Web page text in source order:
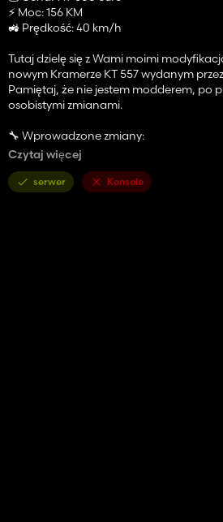
⚡ Moc: 156 KM
🚜 Prędkość: 40 km/h
Tutaj dzielę się z Wami moimi
nowym Kramerze KT 557 wydanym
Pamiętaj, że nie jestem modderem, po
osobistymi zmianami.
🔧 Wprowadzone zmiany:
Dodano 4 konfiguracje kolorów
zielony, żółty)
Dodano 4 konfiguracje kolorów okładek
Czytaj więcej
serwer Konsole